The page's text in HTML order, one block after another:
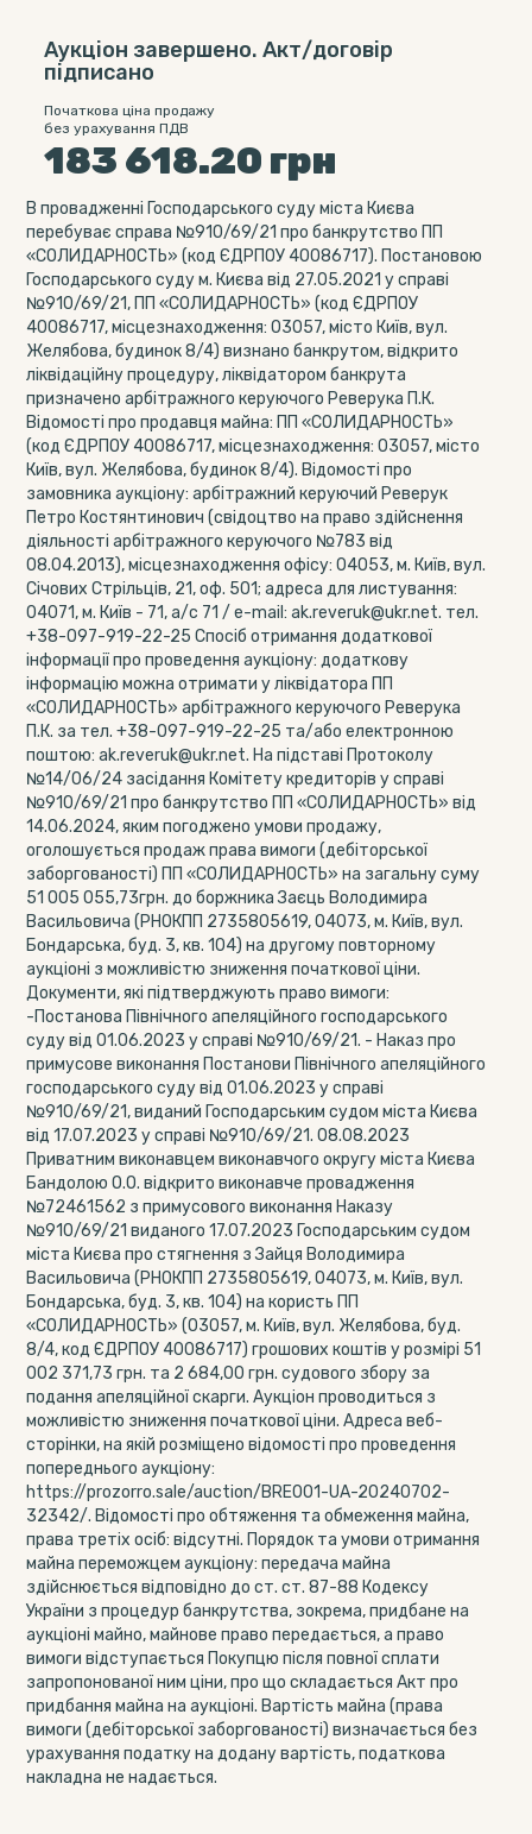
Аукціон завершено. Акт/договір
підписано
Початкова ціна продажу
без урахування ПДВ
183 618.20 грн
В провадженні Господарського суду міста Києва
перебуває справа №910/69/21 про банкрутство ПП
«СОЛИДАРНОСТЬ» (код ЄДРПОУ 40086717). Постановою
Господарського суду м. Києва від 27.05.2021 у справі
№910/69/21, ПП «СОЛИДАРНОСТЬ» (код ЄДРПОУ
40086717, місцезнаходження: 03057, місто Київ, вул.
Желябова, будинок 8/4) визнано банкрутом, відкрито
ліквідаційну процедуру, ліквідатором банкрута
призначено арбітражного керуючого Реверука П.К.
Відомості про продавця майна: ПП «СОЛИДАРНОСТЬ»
(код ЄДРПОУ 40086717, місцезнаходження: 03057, місто
Київ, вул. Желябова, будинок 8/4). Відомості про
замовника аукціону: арбітражний керуючий Реверук
Петро Костянтинович (свідоцтво на право здійснення
діяльності арбітражного керуючого №783 від
08.04.2013), місцезнаходження офісу: 04053, м. Київ, вул.
Січових Стрільців, 21, оф. 501; адреса для листування:
04071, м. Київ - 71, а/с 71 / e-mail: ak.reveruk@ukr.net. тел.
+38-097-919-22-25 Спосіб отримання додаткової
інформації про проведення аукціону: додаткову
інформацію можна отримати у ліквідатора ПП
«СОЛИДАРНОСТЬ» арбітражного керуючого Реверука
П.К. за тел. +38-097-919-22-25 та/або електронною
поштою: ak.reveruk@ukr.net. На підставі Протоколу
№14/06/24 засідання Комітету кредиторів у справі
№910/69/21 про банкрутство ПП «СОЛИДАРНОСТЬ» від
14.06.2024, яким погоджено умови продажу,
оголошується продаж права вимоги (дебіторської
заборгованості) ПП «СОЛИДАРНОСТЬ» на загальну суму
51 005 055,73грн. до боржника Заєць Володимира
Васильовича (РНОКПП 2735805619, 04073, м. Київ, вул.
Бондарська, буд. 3, кв. 104) на другому повторному
аукціоні з можливістю зниження початкової ціни.
Документи, які підтверджують право вимоги:
-Постанова Північного апеляційного господарського
суду від 01.06.2023 у справі №910/69/21. - Наказ про
примусове виконання Постанови Північного апеляційного
господарського суду від 01.06.2023 у справі
№910/69/21, виданий Господарським судом міста Києва
від 17.07.2023 у справі №910/69/21. 08.08.2023
Приватним виконавцем виконавчого округу міста Києва
Бандолою О.О. відкрито виконавче провадження
№72461562 з примусового виконання Наказу
№910/69/21 виданого 17.07.2023 Господарським судом
міста Києва про стягнення з Зайця Володимира
Васильовича (РНОКПП 2735805619, 04073, м. Київ, вул.
Бондарська, буд. 3, кв. 104) на користь ПП
«СОЛИДАРНОСТЬ» (03057, м. Київ, вул. Желябова, буд.
8/4, код ЄДРПОУ 40086717) грошових коштів у розмірі 51
002 371,73 грн. та 2 684,00 грн. судового збору за
подання апеляційної скарги. Аукціон проводиться з
можливістю зниження початкової ціни. Адреса веб-
сторінки, на якій розміщено відомості про проведення
попереднього аукціону:
https://prozorro.sale/auction/BRE001-UA-20240702-
32342/. Відомості про обтяження та обмеження майна,
права третіх осіб: відсутні. Порядок та умови отримання
майна переможцем аукціону: передача майна
здійснюється відповідно до ст. ст. 87-88 Кодексу
України з процедур банкрутства, зокрема, придбане на
аукціоні майно, майнове право передається, а право
вимоги відступається Покупцю після повної сплати
запропонованої ним ціни, про що складається Акт про
придбання майна на аукціоні. Вартість майна (права
вимоги (дебіторської заборгованості) визначається без
урахування податку на додану вартість, податкова
накладна не надається.